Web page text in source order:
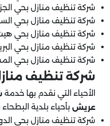
شركة تنظيف منازل بحي
شركة تنظيف منازل بحي
شركة تنظيف منازل بحي
شركة تنظيف منازل بحي
شركة تنظيف منازل بحي
شركة تنظيف
الأحياء التي نقدم بها خدمة
عريش بأحياء بلدية
شركة تنظيف منازل بحي